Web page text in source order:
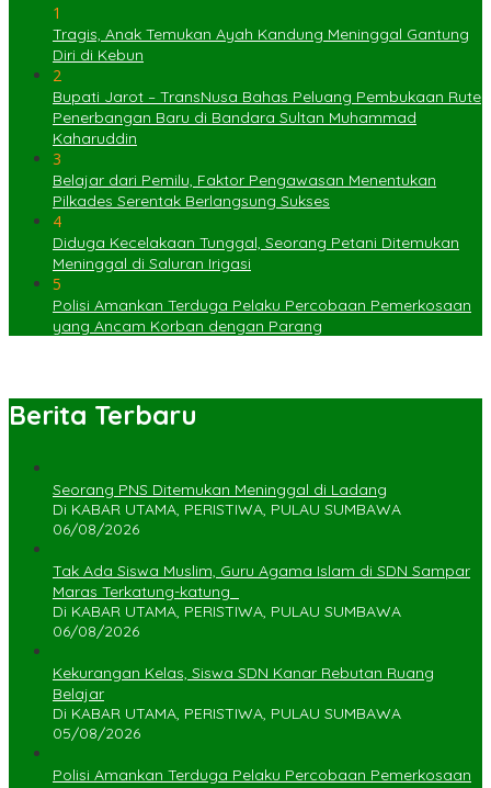
1
Tragis, Anak Temukan Ayah Kandung Meninggal Gantung
Diri di Kebun
2
Bupati Jarot – TransNusa Bahas Peluang Pembukaan Rute
Penerbangan Baru di Bandara Sultan Muhammad
Kaharuddin
3
Belajar dari Pemilu, Faktor Pengawasan Menentukan
Pilkades Serentak Berlangsung Sukses
4
Diduga Kecelakaan Tunggal, Seorang Petani Ditemukan
Meninggal di Saluran Irigasi
5
Polisi Amankan Terduga Pelaku Percobaan Pemerkosaan
yang Ancam Korban dengan Parang
Berita Terbaru
Seorang PNS Ditemukan Meninggal di Ladang
Di KABAR UTAMA, PERISTIWA, PULAU SUMBAWA
06/08/2026
Tak Ada Siswa Muslim, Guru Agama Islam di SDN Sampar
Maras Terkatung-katung ‎
Di KABAR UTAMA, PERISTIWA, PULAU SUMBAWA
06/08/2026
Kekurangan Kelas, Siswa SDN Kanar Rebutan Ruang
Belajar
Di KABAR UTAMA, PERISTIWA, PULAU SUMBAWA
05/08/2026
Polisi Amankan Terduga Pelaku Percobaan Pemerkosaan